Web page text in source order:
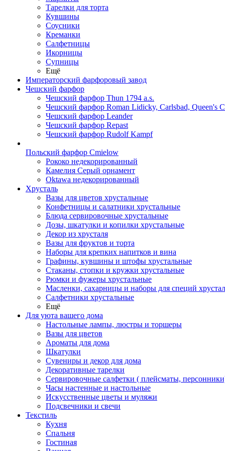
Тарелки для торта
Кувшины
Соусники
Креманки
Салфетницы
Икорницы
Супницы
Ещё
Императорский фарфоровый завод
Чешский фарфор
Чешский фарфор Thun 1794 a.s.
Чешский фарфор Roman Lidicky, Carlsbad, Queen's
Чешский фарфор Leander
Чешский фарфор Repast
Чешский фарфор Rudolf Kampf
Польский фарфор Сmielow
Рококо недекорированный
Камелия Серый орнамент
Oktawa недекорированный
Хрусталь
Вазы для цветов хрустальные
Конфетницы и салатники хрустальные
Блюда сервировочные хрустальные
Дозы, шкатулки и копилки хрустальные
Декор из хрусталя
Вазы для фруктов и торта
Наборы для крепких напитков и вина
Графины, кувшины и штофы хрустальные
Стаканы, стопки и кружки хрустальные
Рюмки и фужеры хрустальные
Масленки, сахарницы и наборы для специй
Салфетники хрустальные
Ещё
Для уюта вашего дома
Настольные лампы, люстры и торшеры
Вазы для цветов
Ароматы для дома
Шкатулки
Сувениры и декор для дома
Декоративные тарелки
Сервировочные салфетки ( плейсматы,
Часы настенные и настольные
Искусственные цветы и муляжи
Подсвечники и свечи
Текстиль
Кухня
Спальня
Гостиная